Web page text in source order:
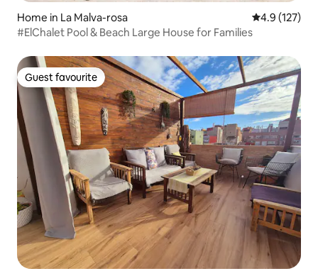
Home in La Malva-rosa 4.9 out of 5
4.9 (127)
#ElChalet Pool & Beach Large House for Families
Guest favourite
Guest favourite